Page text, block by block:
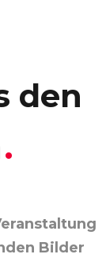
den
.
Bilder